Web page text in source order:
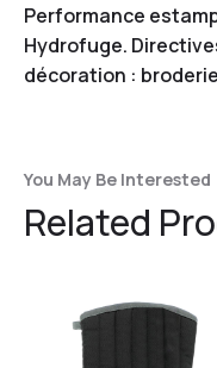
Performance
Hydrofuge.
décoration :
You May Be Interested
Related